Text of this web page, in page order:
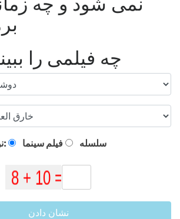
چه فیلمی را
نوع: فیلم سینما سلسله
نشان دادن